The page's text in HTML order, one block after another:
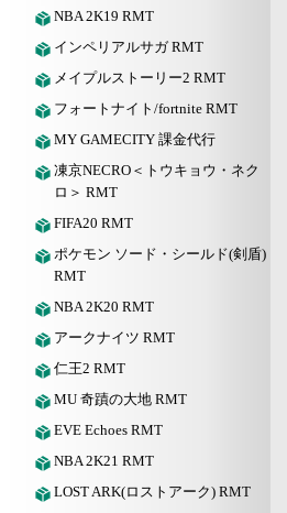
NBA 2K19 RMT
インペリアルサガ RMT
メイプルストーリー2 RMT
フォートナイト/fortnite RMT
MY GAMECITY 課金代行
凍京NECRO＜トウキョウ・ネク
ロ＞ RMT
FIFA20 RMT
ポケモン ソード・シールド(剣盾)
RMT
NBA 2K20 RMT
アークナイツ RMT
仁王2 RMT
MU 奇蹟の大地 RMT
EVE Echoes RMT
NBA 2K21 RMT
LOST ARK(ロストアーク) RMT